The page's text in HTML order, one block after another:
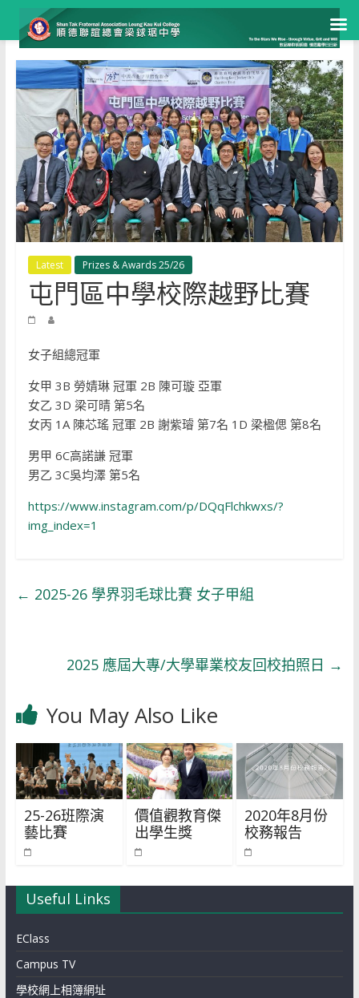
Skip
to
content
Latest Prizes & Awards 25/26
屯門區中學校際越野比賽
女子組總冠軍
女甲 3B 勞婧琳 冠軍 2B 陳可璇 亞軍
女乙 3D 梁可晴 第5名
女丙 1A 陳芯瑤 冠軍 2B 謝紫璿 第7名 1D 梁楹偲 第8名
男甲 6C高諾謙 冠軍
男乙 3C吳均澤 第5名
https://www.instagram.com/p/DQqFlchkwxs/?
img_index=1
← 2025-26 學界羽毛球比賽 女子甲組
2025 應屆大專/大學畢業校友回校拍照日 →
You May Also Like
25-26班際演
藝比賽
價值觀教育傑
出學生獎
2020年8月份
校務報告
Useful Links
EClass
Campus TV
學校網上相簿網址